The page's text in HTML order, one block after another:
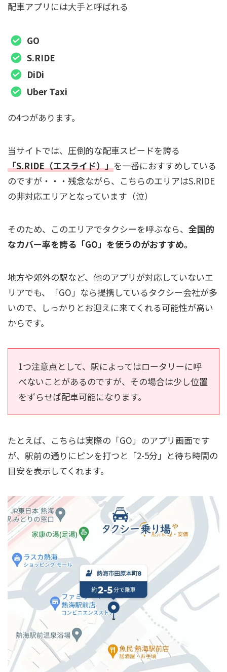
配車アプリには大手と呼ばれる
GO
S.RIDE
DiDi
Uber Taxi
の4つがあります。
当サイトでは、圧倒的な配車スピードを誇る
「S.RIDE（エスライド）」を一番におすすめしている
のですが・・・残念ながら、こちらのエリアはS.RIDE
の非対応エリアとなっています（泣）
そのため、このエリアでタクシーを呼ぶなら、 全国的
なカバー率を誇る「GO」を使うのがおすすめ。
地方や郊外の駅など、他のアプリが対応していないエ
リアでも、「GO」なら提携しているタクシー会社が多
いので、しっかりとお迎えに来てくれる可能性が高い
からです。
1つ注意点として、駅によってはロータリーに呼
べないことがあるのですが、その場合は少し位置
をずらせば配車可能になります。
たとえば、こちらは実際の「GO」のアプリ画面です
が、駅前の通りにピンを打つと「2-5分」と待ち時間の
目安を表示してくれます。